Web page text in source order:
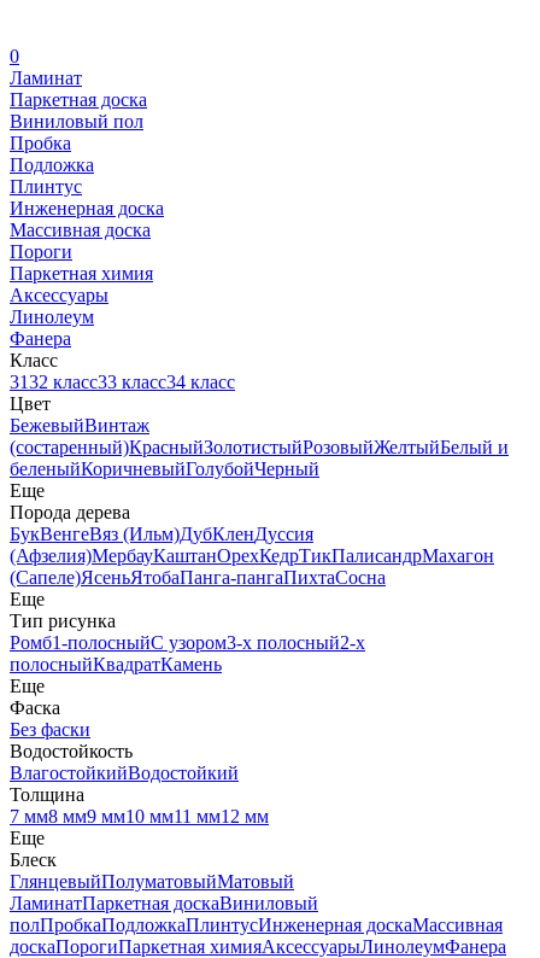
0
Ламинат
Паркетная доска
Виниловый пол
Пробка
Подложка
Плинтус
Инженерная доска
Массивная доска
Пороги
Паркетная химия
Аксессуары
Линолеум
Фанера
Класс
3132 класс33 класс34 класс
Цвет
БежевыйВинтаж
(состаренный)КрасныйЗолотистыйРозовыйЖелтыйБелый и
беленыйКоричневыйГолубойЧерный
Еще
Порода дерева
БукВенгеВяз (Ильм)ДубКленДуссия
(Афзелия)МербауКаштанОрехКедрТикПалисандрМахагон
(Сапеле)ЯсеньЯтобаПанга-пангаПихтаСосна
Еще
Тип рисунка
Ромб1-полосныйС узором3-х полосный2-х
полосныйКвадратКамень
Еще
Фаска
Без фаски
Водостойкость
ВлагостойкийВодостойкий
Толщина
7 мм8 мм9 мм10 мм11 мм12 мм
Еще
Блеск
ГлянцевыйПолуматовыйМатовый
ЛаминатПаркетная доскаВиниловый
полПробкаПодложкаПлинтусИнженерная доскаМассивная
доскаПорогиПаркетная химияАксессуарыЛинолеумФанера